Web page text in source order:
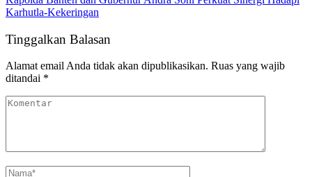
Karhutla-Kekeringan
Tinggalkan Balasan
Alamat email Anda tidak akan dipublikasikan. Ruas yang wajib
ditandai *